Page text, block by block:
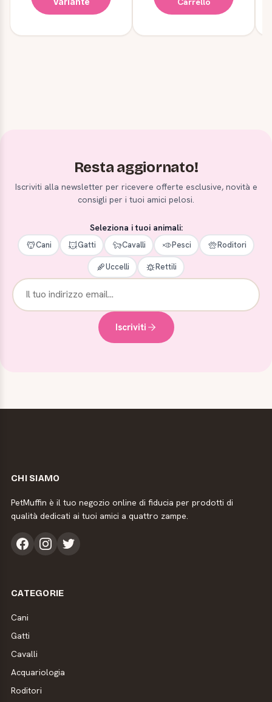
Resta aggiornato!
Iscriviti alla newsletter per ricevere offerte esclusive, novità e
consigli per i tuoi amici pelosi.
Seleziona i tuoi animali:
Cani Gatti Cavalli Pesci Roditori
Uccelli Rettili
Iscriviti
CHI SIAMO
PetMuffin è il tuo negozio online di fiducia per prodotti di
qualità dedicati ai tuoi amici a quattro zampe.
CATEGORIE
Cani
Gatti
Cavalli
Acquariologia
Roditori